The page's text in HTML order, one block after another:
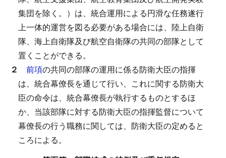
集団を除く。）は、統合運用による円滑な任務遂行
上一体的運営を図る必要がある場合には、陸上自衛
隊、海上自衛隊及び航空自衛隊の共同の部隊として
置くことができる。
２ 前項の共同の部隊の運用に係る防衛大臣の指揮
は、統合幕僚長を通じて行い、これに関する防衛大
臣の命令は、統合幕僚長が執行するものとするほ
か、当該部隊に対する防衛大臣の指揮監督について
幕僚長の行う職務に関しては、防衛大臣の定めると
ころによる。